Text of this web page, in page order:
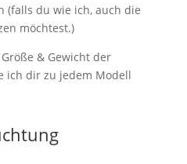
(falls du wie ich, auch die
möchtest.)
& Gewicht der
ich dir zu jedem Modell